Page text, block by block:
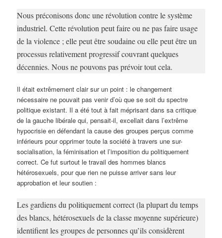
Nous préconisons donc une révolution contre le système
industriel. Cette révolution peut faire ou ne pas faire usage
de la violence ; elle peut être soudaine ou elle peut être un
processus relativement progressif couvrant quelques
décennies. Nous ne pouvons pas prévoir tout cela.
Il était extrêmement clair sur un point : le changement
nécessaire ne pouvait pas venir d’où que se soit du spectre
politique existant. Il a été tout à fait méprisant dans sa critique
de la gauche libérale qui, pensait-il, excellait dans l’extrême
hypocrisie en défendant la cause des groupes perçus comme
inférieurs pour opprimer toute la société à travers une sur-
socialisation, la féminisation et l’imposition du politiquement
correct. Ce fut surtout le travail des hommes blancs
hétérosexuels, pour que rien ne puisse arriver sans leur
approbation et leur soutien :
Les gardiens du politiquement correct (la plupart du temps
des blancs, hétérosexuels de la classe moyenne supérieure)
identifient les groupes de personnes qu’ils considèrent